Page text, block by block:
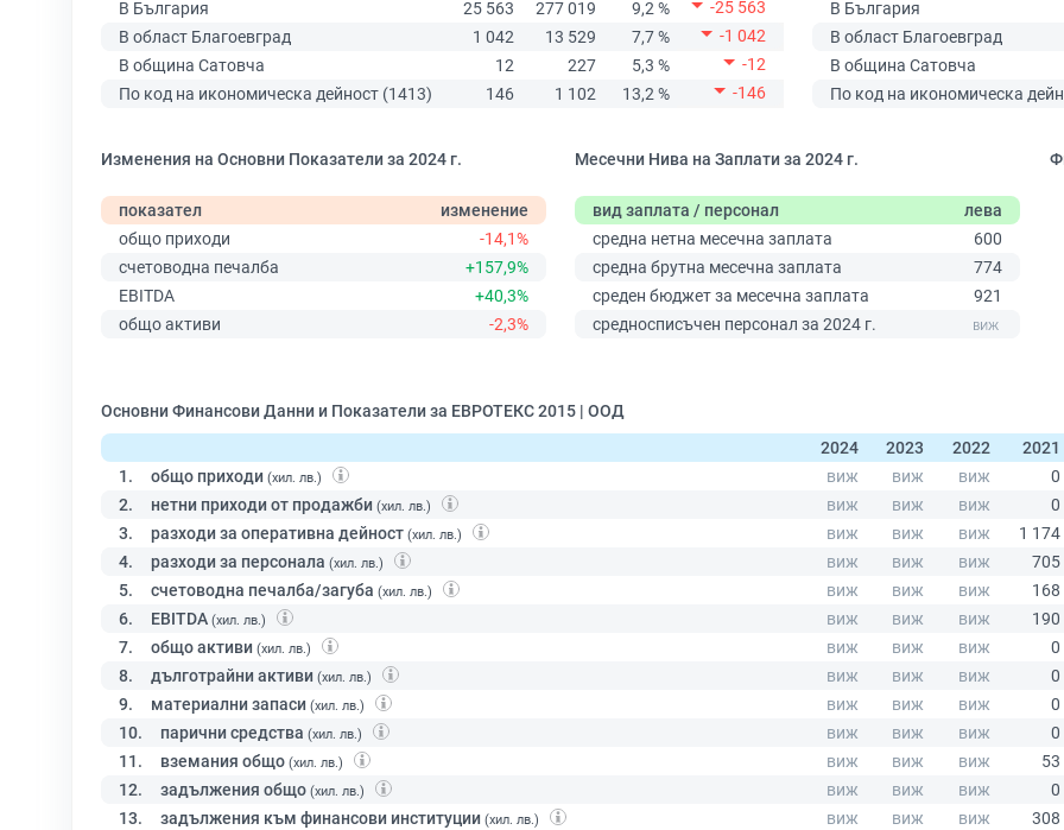
В България
25 563 277 019 9,2 %
-25 563
В област Благоевград
1 042 13 529 7,7 %
-1 042
В община Сатовча
12 227 5,3 %
-12
По код на икономическа дейност (1413)
146 1 102 13,2 % -146
В България
В област Благоевград
В община Сатовча
По код на икономическа
Изменения на Основни Показатели за 2024 г.
показател
изменение
общо приходи
-14,1%
счетоводна печалба
+157,9%
EBITDA
+40,3%
общо активи
-2,3%
Месечни Нива на Заплати за 2024 г.
вид заплата / персонал
лева
средна нетна месечна заплата
600
средна брутна месечна заплата
774
среден бюджет за месечна заплата
921
средносписъчен персонал за 2024 г.
Основни Финансови Данни и Показатели за ЕВРОТЕКС 2015 | ООД
2024
2023 2022
2021
1.
общо приходи (хил. лв.)
2. нетни приходи от продажби (хил. лв.)
3. разходи за оперативна дейност (хил. лв.)
4. разходи за персонала (хил. лв.)
5. счетоводна печалба/загуба (хил. лв.)
6. EBITDA (хил. лв.)
7. общо активи (хил. лв.)
8. дълготрайни активи (хил. лв.)
9. материални запаси (хил. лв.)
10. парични средства (хил. лв.)
11. вземания общо (хил. лв.)
12. задължения общо (хил. лв.)
13. задължения към финансови институции (хил. лв.)